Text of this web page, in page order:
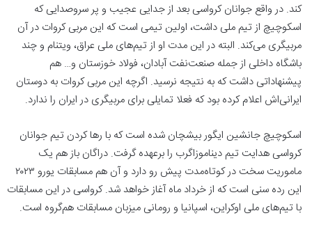
کند. در واقع جوانان کرواسی بعد از جدایی عجیب و پر سروصدایی که
اسکوچیچ از تیم ملی داشت، اولین تیمی است که این مربی کروات در آن
مربیگری می‌کند. البته در این مدت او از تیم‌های ملی عراق، ویتنام و چند
باشگاه داخلی از جمله صنعت‌نفت آبادان، فولاد خوزستان و… هم
پیشنهاداتی داشت که به نتیجه نرسید. اگرچه این مربی کروات به دوستان
ایرانی‌اش اعلام کرده بود که فعلا تمایلی برای مربیگری در ایران را ندارد.
اسکوچیچ جانشین ایگور بیشچان شده است که با رها کردن تیم جوانان
کرواسی هدایت تیم دیناموزاگرب را برعهده گرفت. دراگان باز هم یک
ماموریت سخت در کوتاه‌مدت پیش رو دارد و آن هم مسابقات یورو ۲۰۲۳
این رده سنی است که از خرداد ماه آغاز خواهد شد. کرواسی در این مسابقات
با تیم‌های ملی اوکراین، اسپانیا و رومانی میزبان مسابقات هم‌گروه است.